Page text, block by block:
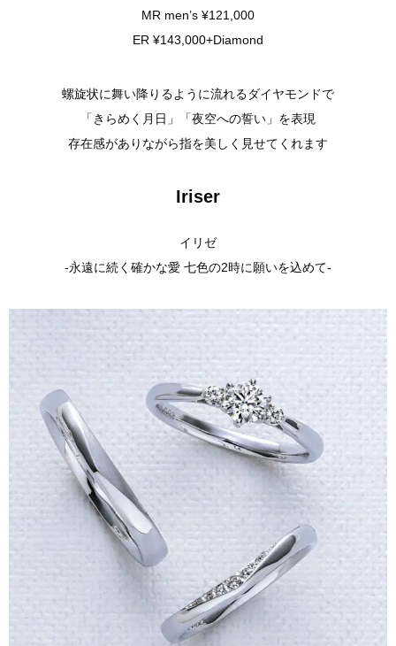
MR men’s ¥121,000
ER ¥143,000+Diamond
螺旋状に舞い降りるように流れるダイヤモンドで
「きらめく月日」「夜空への誓い」を表現
存在感がありながら指を美しく見せてくれます
Iriser
イリゼ
-永遠に続く確かな愛 七色の2時に願いを込めて-